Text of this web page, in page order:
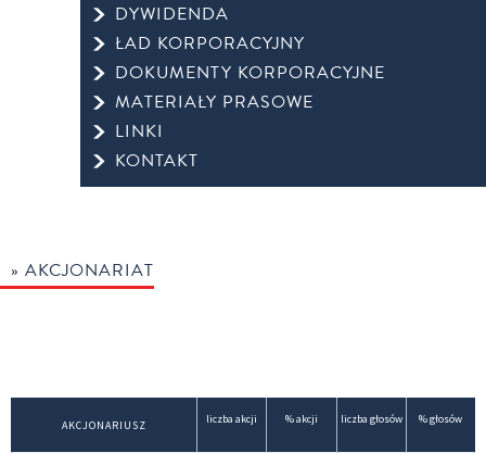
DYWIDENDA
ŁAD KORPORACYJNY
DOKUMENTY KORPORACYJNE
MATERIAŁY PRASOWE
LINKI
KONTAKT
» AKCJONARIAT
AKCJONARIUSZ liczba akcji % akcji liczba głosów % głosów